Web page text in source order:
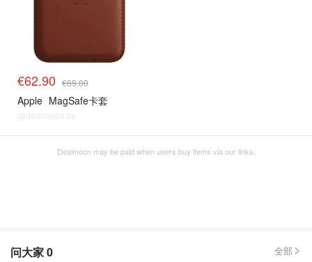
€62.90 €69.00
Apple MagSafe卡套
@dealmoon.de
Dealmoon may be paid when users buy items via our links.
问大家0 全部